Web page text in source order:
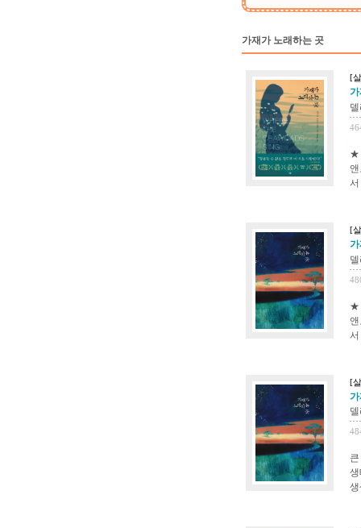
가재가 노래하는 곳
[
가
★
[
가
★
[
가
생
생